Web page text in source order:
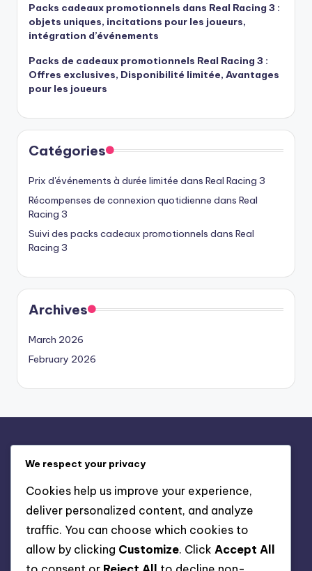
Packs cadeaux promotionnels dans Real Racing 3 :
objets uniques, incitations pour les joueurs,
intégration d’événements
Packs de cadeaux promotionnels Real Racing 3 :
Offres exclusives, Disponibilité limitée, Avantages
pour les joueurs
Catégories
Prix d'événements à durée limitée dans Real Racing 3
Récompenses de connexion quotidienne dans Real
Racing 3
Suivi des packs cadeaux promotionnels dans Real
Racing 3
Archives
March 2026
February 2026
Conditions de service
Politique de cookies
Politique de confidentialité
À propos de nous
We respect your privacy
Cookies help us improve your experience,
deliver personalized content, and analyze
traffic. You can choose which cookies to
allow by clicking Customize. Click Accept All